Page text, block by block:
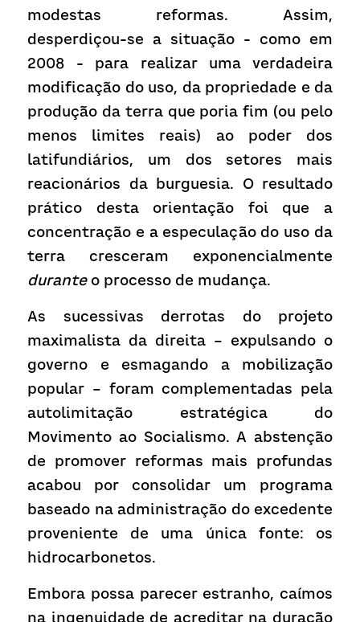
modestas reformas. Assim,
desperdiçou-se a situação - como em
2008 - para realizar uma verdadeira
modificação do uso, da propriedade e da
produção da terra que poria fim (ou pelo
menos limites reais) ao poder dos
latifundiários, um dos setores mais
reacionários da burguesia. O resultado
prático desta orientação foi que a
concentração e a especulação do uso da
durante o processo de mudança.
As sucessivas derrotas do projeto
maximalista da direita – expulsando o
governo e esmagando a mobilização
popular – foram complementadas pela
autolimitação estratégica do
Movimento ao Socialismo. A abstenção
de promover reformas mais profundas
acabou por consolidar um programa
baseado na administração do excedente
proveniente de uma única fonte: os
hidrocarbonetos.
Embora possa parecer estranho, caímos
na ingenuidade de acreditar na duração